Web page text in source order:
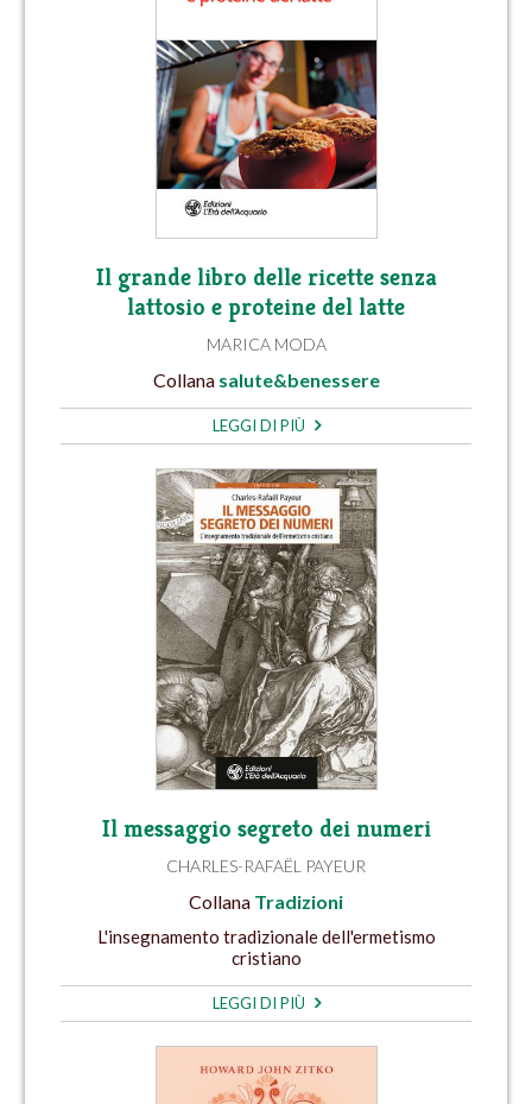
Il grande libro delle ricette senza
lattosio e proteine del latte
MARICA MODA
Collana salute&benessere
LEGGI DI PIÙ
Il messaggio segreto dei numeri
CHARLES-RAFAËL PAYEUR
Collana Tradizioni
L'insegnamento tradizionale dell'ermetismo
cristiano
LEGGI DI PIÙ